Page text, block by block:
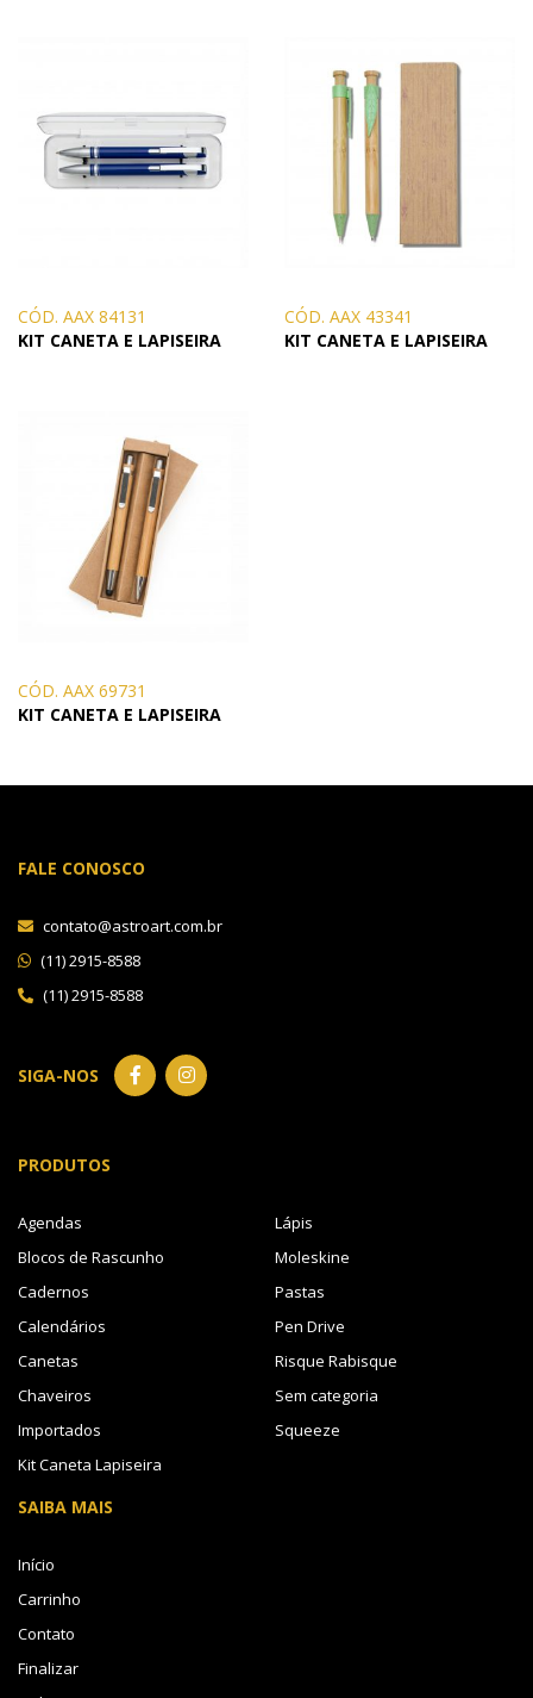
CÓD. AAX 84131
KIT CANETA E LAPISEIRA
CÓD. AAX 43341
KIT CANETA E LAPISEIRA
CÓD. AAX 69731
KIT CANETA E LAPISEIRA
FALE CONOSCO
contato@astroart.com.br
(11) 2915-8588
(11) 2915-8588
SIGA-NOS
PRODUTOS
Agendas
Blocos de Rascunho
Cadernos
Calendários
Canetas
Chaveiros
Importados
Kit Caneta Lapiseira
Lápis
Moleskine
Pastas
Pen Drive
Risque Rabisque
Sem categoria
Squeeze
SAIBA MAIS
Início
Carrinho
Contato
Finalizar